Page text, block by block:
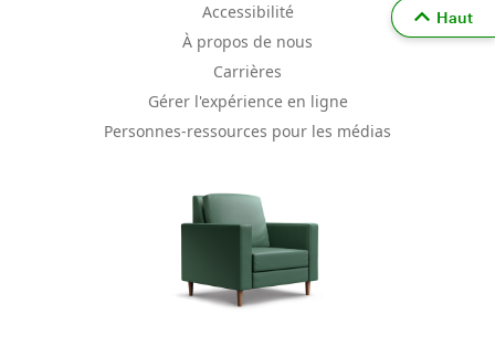
Accessibilité
À propos de nous
Carrières
Gérer l'expérience en ligne
Personnes-ressources pour les médias
Haut